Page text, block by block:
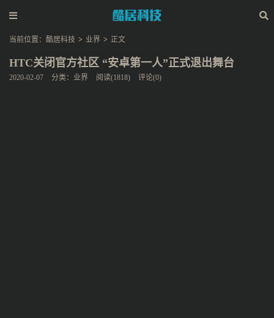
当前位置： 酷居科技 > 业界 > 正文
HTC关闭官方社区 “安卓第一人”正式退出舞台
2020-02-07 分类： 业界 阅读(1818) 评论(0)